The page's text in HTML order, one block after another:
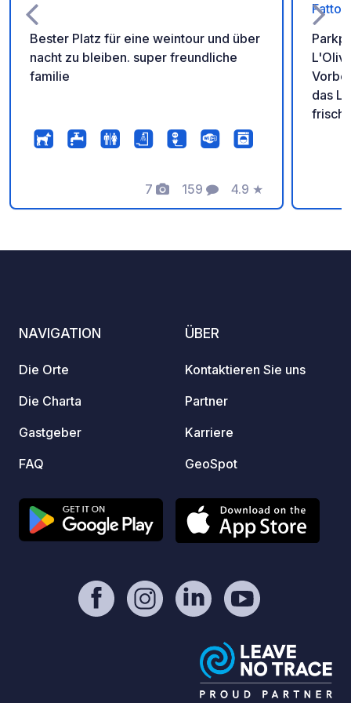
Bester Platz für eine weintour und über
nacht zu bleiben. super freundliche
familie
7
Fotos
159
Kommentare
4.9
Bewertung
★
das
mit
NAVIGATION
Die Orte
Die Charta
Gastgeber
FAQ
ÜBER
Kontaktieren Sie uns
Partner
Karriere
GeoSpot